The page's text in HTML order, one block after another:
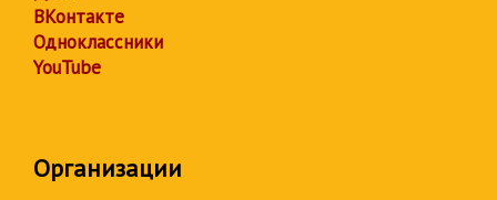
ВКонтакте
Одноклассники
YouTube
Организации